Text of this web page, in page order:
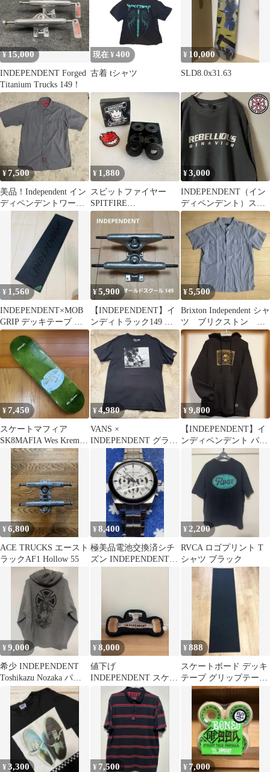
¥15,000
INDEPENDENT Forged
Titanium Trucks 149！
現在 ¥ 400
古着 tシャツ
¥ 10,000
SLD8.0x31.63
¥ 7,500
美品！Independent イン
ディペンデントワーク
シャツ スケートボード
¥ 1,880
スピットファイヤー
SPITFIRE
CHEAPSHOTS ベアリ
ング
¥3,000
INDEPENDENT（イン
ディペンデント）スウ
ェット/L/グレー
¥ 1,560
INDEPENDENT×MOB
GRIP デッキテープ 専
用箱梱包発送
¥5,900
【INDEPENDENT】イ
ンディトラック149 オ
ールドスクール穴 2個
セット
¥5,500
Brixton Independent シャ
ツ ブリクストン イ
ンディペンデント
¥7,450
スケートマフィア
SK8MAFIA Wes Kremer
スケートボード デッキ
¥4,980
VANS ×
INDEPENDENT グラフ
ィック Tシャツ 黒 Ｌ
¥9,800
【INDEPENDENT】イ
ンディペンデント パー
カー 黒
¥6,800
ACE TRUCKS エースト
ラックAF1 Hollow 55
¥8,400
極美品電池交換済シチ
ズン INDEPENDENT
¥2,200
RVCA ロゴプリント T
シャツ ブラック
¥9,000
希少 INDEPENDENT
Toshikazu Nozaka パー
カーMサイズ
¥8,000
値下げ
INDEPENDENT スケー
トボード トラック クッ
ション
¥888
スケートボード デッキ
テープ グリップテープ
無地 黒 9×33インチ
¥3,300 ¥ 7,500 ¥ 7,000